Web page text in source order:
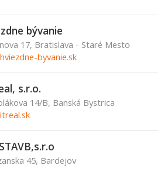
bývanie
17, Bratislava - Staré Mesto
byvanie.sk
s.r.o.
14/B, Banská Bystrica
45, Bardejov